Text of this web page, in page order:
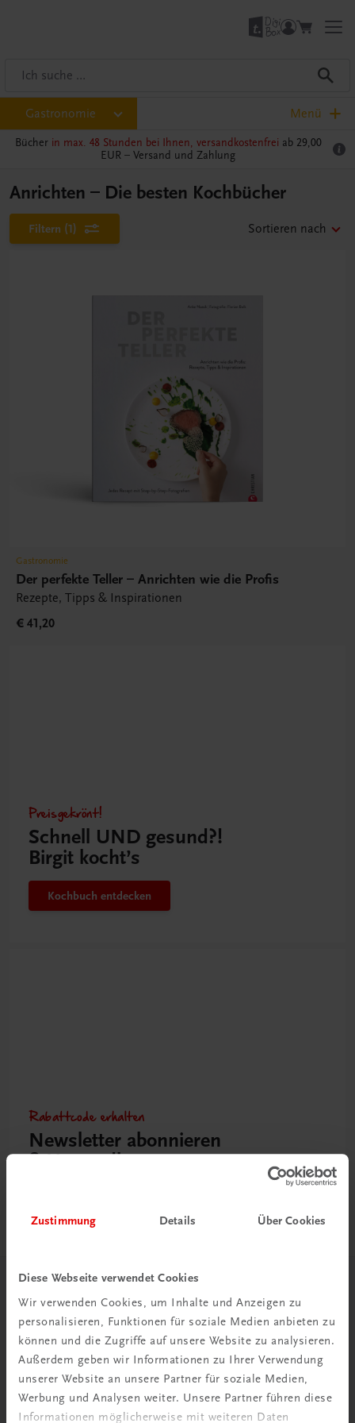
Zustimmung Details Über Cookies
Diese Webseite verwendet Cookies
Wir verwenden Cookies, um Inhalte und Anzeigen zu
personalisieren, Funktionen für soziale Medien anbieten zu
können und die Zugriffe auf unsere Website zu analysieren.
Außerdem geben wir Informationen zu Ihrer Verwendung
unserer Website an unsere Partner für soziale Medien,
Werbung und Analysen weiter. Unsere Partner führen diese
Informationen möglicherweise mit weiteren Daten
Gastronomie Menü
Bücher in max. 48 Stunden bei Ihnen, versandkostenfrei ab 29,00
EUR – Versand und Zahlung
Anrichten – Die besten Kochbücher
Filtern (1) Sortieren nach
Gastronomie
Der perfekte Teller – Anrichten wie die Profis
Rezepte, Tipps & Inspirationen
€ 41,20
Preisgekrönt!
Schnell UND gesund?!
Birgit kocht’s
Kochbuch entdecken
Rabattcode erhalten
Newsletter abonnieren
& Versandkosten sparen
Herzlich willkommen bei TRAUNER!
Wir über uns